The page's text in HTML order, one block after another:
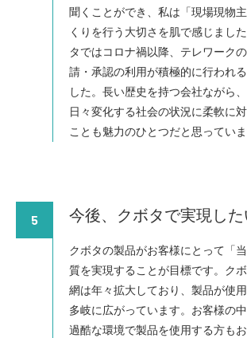
聞くことができ、私は「現場現物
くりを行う大切さを肌で感じまし
タではコロナ禍以降、テレワーク
請・承認の利用が積極的に行われ
した。長い歴史を持つ会社ながら
日々変化する社会の状況に柔軟に
ことも魅力のひとつだと思っていま
5 今後、クボタで実現した
クボタの製品がお客様にとって「
質を実現することが目標です。ク
網は年々拡大しており、製品が使
多岐に広がっています。お客様の
過酷な環境で製品を使用する方も